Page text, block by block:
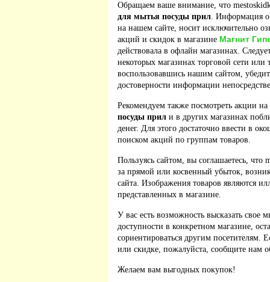
Обращаем ваше внимание, что
для мытья посуды прил. Информация о
на нашем сайте, носит исключительно
акций и скидок в магазине Магнит
действовала в офлайн магазинах.
некоторых магазинах торговой сети
воспользовавшись нашим сайтом,
достоверности информации
Рекомендуем также посмотреть акции
посуды прил и в других магазинах
денег. Для этого достаточно ввести в
поиском акций по группам товаров.
Пользуясь сайтом, вы соглашаетесь, что
за прямой или косвенный убыток,
сайта. Изображения товаров являются
представленных в магазине.
У вас есть возможность высказать свое
доступности в конкретном магазине,
сориентироваться другим
или скидке, пожалуйста, сообщите нам
Желаем вам выгодных покупок!